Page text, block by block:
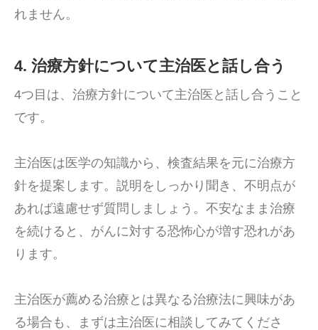
れません。
4. 治療方針について主治医と話し合う
4つ目は、治療方針について主治医と話し合うこと
です。
主治医は医学の知識から、検査結果を元に治療方
針を提案します。説明をしっかり聞き、不明点が
あれば遠慮せず質問しましょう。不安なまま治療
を続けると、がんに対する恐怖心が増す恐れがあ
ります。
主治医が薦める治療とは異なる治療法に興味があ
る場合も、まずは主治医に相談してみてくださ